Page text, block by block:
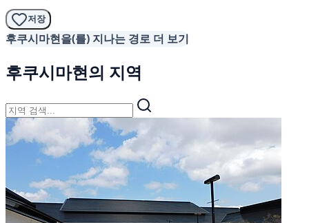
저장
후쿠시마현을(를) 지나는 경로 더 보기
후쿠시마현의 지역